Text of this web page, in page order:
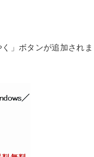
」ボタンが追加され